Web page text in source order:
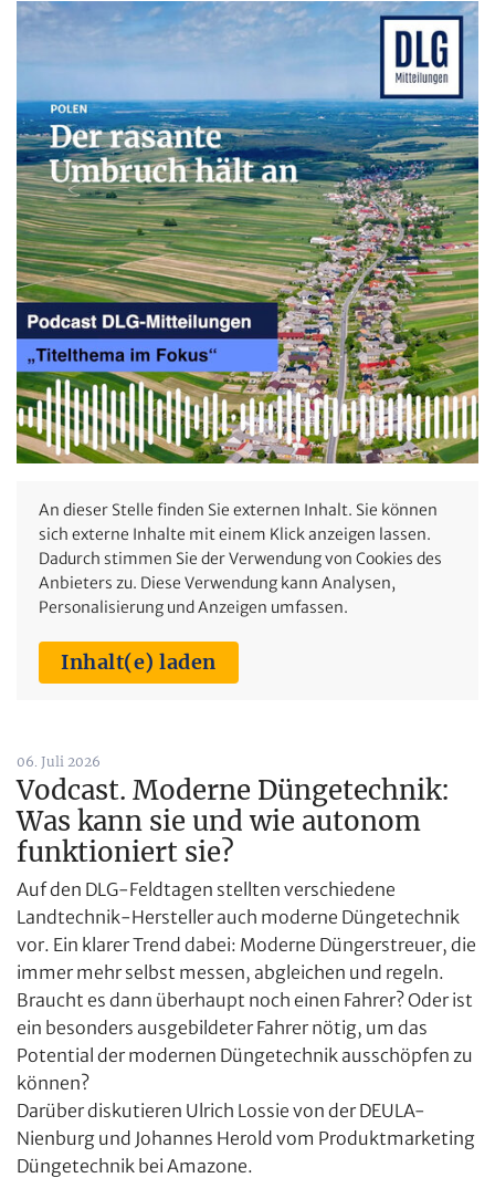
An dieser Stelle finden Sie externen Inhalt. Sie können
sich externe Inhalte mit einem Klick anzeigen lassen.
Dadurch stimmen Sie der Verwendung von Cookies des
Anbieters zu. Diese Verwendung kann Analysen,
Personalisierung und Anzeigen umfassen.
Inhalt(e) laden
06. Juli 2026
Vodcast. Moderne Düngetechnik:
Was kann sie und wie autonom
funktioniert sie?
Auf den DLG-Feldtagen stellten verschiedene
Landtechnik-Hersteller auch moderne Düngetechnik
vor. Ein klarer Trend dabei: Moderne Düngerstreuer, die
immer mehr selbst messen, abgleichen und regeln.
Braucht es dann überhaupt noch einen Fahrer? Oder ist
ein besonders ausgebildeter Fahrer nötig, um das
Potential der modernen Düngetechnik ausschöpfen zu
können?
Darüber diskutieren Ulrich Lossie von der DEULA-
Nienburg und Johannes Herold vom Produktmarketing
Düngetechnik bei Amazone.